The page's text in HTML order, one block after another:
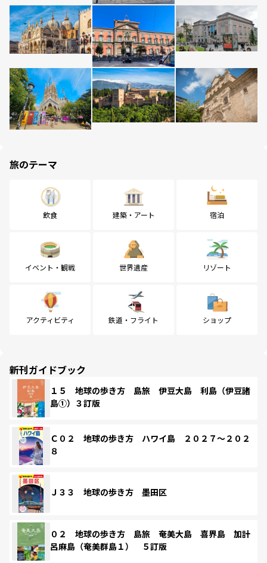
旅のテーマ
飲食 建築・アート 宿泊
イベント・観戦 世界遺産 リゾート
アクティビティ 鉄道・フライト ショップ
新刊ガイドブック
１５ 地球の歩き方 島旅 伊豆大島 利島（伊豆諸
島①）３訂版
Ｃ０２ 地球の歩き方 ハワイ島 ２０２７～２０２
８
Ｊ３３ 地球の歩き方 墨田区
０２ 地球の歩き方 島旅 奄美大島 喜界島 加計
呂麻島（奄美群島１） ５訂版